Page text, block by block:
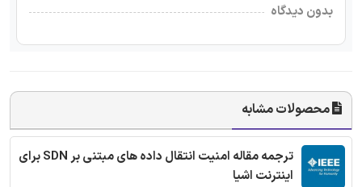
بدون دیدگاه
محصولات مشابه
ترجمه مقاله امنیت انتقال داده های مبتنی بر SDN برای
اینترنت اشیا